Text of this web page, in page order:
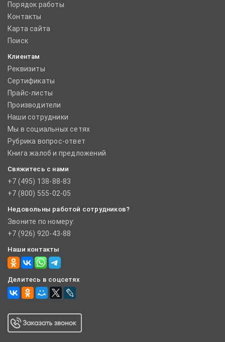
Порядок работы
Контакты
Карта сайта
Поиск
Клиентам
Реквизиты
Сертификаты
Прайс-листы
Производители
Наши сотрудники
Мы в социальных сетях
Рубрика вопрос-ответ
Книга жалоб и предложений
Свяжитесь с нами
+7 (495) 138-88-83
+7 (800) 555-02-05
Недовольны работой сотрудников?
Звоните по номеру:
+7 (926) 920-43-88
Наши контакты
Делитесь в соцсетях